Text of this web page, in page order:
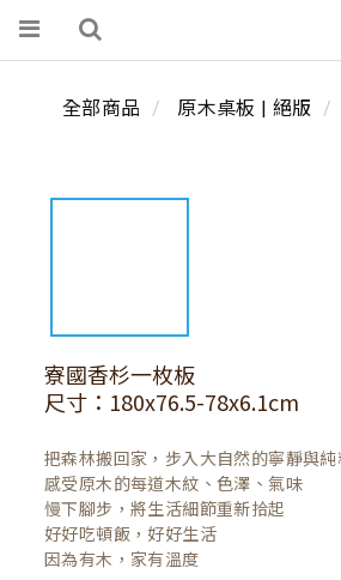
全部商品 原木桌板 | 絕版
寮國香杉一枚板
尺寸：180x76.5-78x6.1cm
把森林搬回家，步入大自然的寧靜與
感受原木的每道木紋、色澤、氣味
慢下腳步，將生活細節重新拾起
好好吃頓飯，好好生活
因為有木，家有溫度